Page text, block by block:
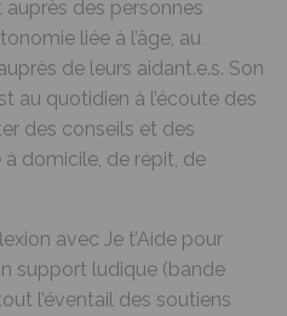
des personnes
liée à l’âge, au
de leurs aidant.e.s. Son
au quotidien à l’écoute des
des conseils et des
à domicile, de répit, de
avec Je t’Aide pour
support ludique (bande
l’éventail des soutiens